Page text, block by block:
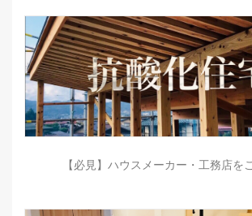
【必見】ハウスメーカー・工務店を